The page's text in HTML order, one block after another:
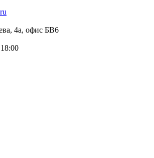
4а, офис БВ6